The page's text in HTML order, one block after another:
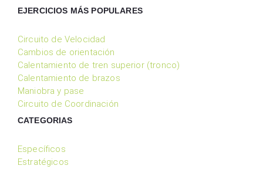
EJERCICIOS MÁS POPULARES
Circuito de Velocidad
Cambios de orientación
Calentamiento de tren superior (tronco)
Calentamiento de brazos
Maniobra y pase
Circuito de Coordinación
CATEGORIAS
Específicos
Estratégicos